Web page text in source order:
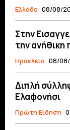
Ελλάδα 08/08/
Στην
την
Ηράκλειο 08/
Διπλή
Ελαφονήσι
Πρώτη Είδηση